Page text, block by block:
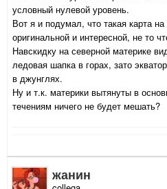
условный нулевой уровень.
Вот я и подумал, что такая карта
оригинальной и интересной, не то
Навскидку на северной материке
ледовая шапка в горах, зато
в джунглях.
Ну и т.к. материки вытянуты в
течениям ничего не будет мешать?
жанин